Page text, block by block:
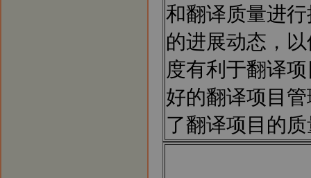
和翻译质量进
的进展动态，
度有利于翻译
好的翻译项目
了翻译项目的